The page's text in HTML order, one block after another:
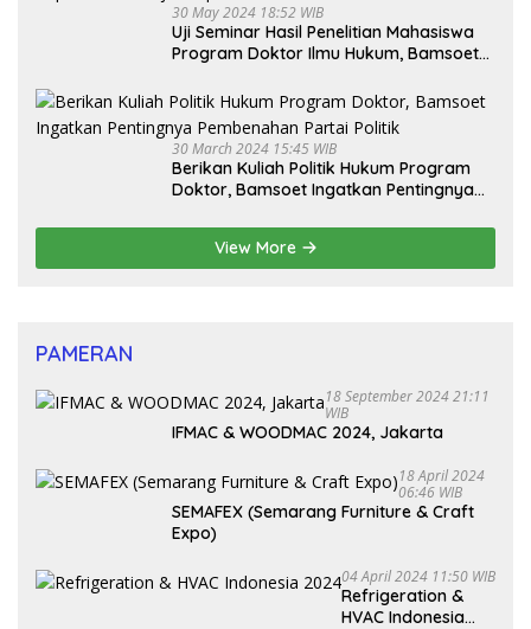
30 May 2024 18:52 WIB
Uji Seminar Hasil Penelitian Mahasiswa
Program Doktor Ilmu Hukum, Bamsoet
Senjata Api
30 March 2024 15:45 WIB
Berikan Kuliah Politik Hukum Program
Doktor, Bamsoet Ingatkan Pentingnya
View More
PAMERAN
18 September 2024 21:11
WIB
IFMAC & WOODMAC 2024, Jakarta
18 April 2024
06:46 WIB
SEMAFEX (Semarang Furniture & Craft
Expo)
04 April 2024 11:50 WIB
Refrigeration &
HVAC Indonesia